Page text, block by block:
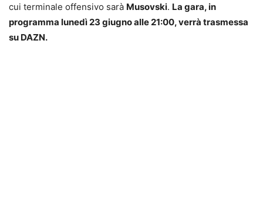
cui terminale offensivo sarà Musovski. La gara, in
programma lunedì 23 giugno alle 21:00, verrà trasmessa
su DAZN.